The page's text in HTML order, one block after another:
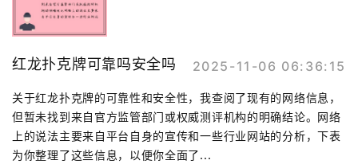
红龙扑克牌可靠吗安全吗 2025-11-06 06:36:15
关于红龙扑克牌的可靠性和安全性，我查阅了现有的网络信息，
但暂未找到来自官方监管部门或权威测评机构的明确结论。网络
上的说法主要来自平台自身的宣传和一些行业网站的分析，下表
为你整理了这些信息，以便你全面了...